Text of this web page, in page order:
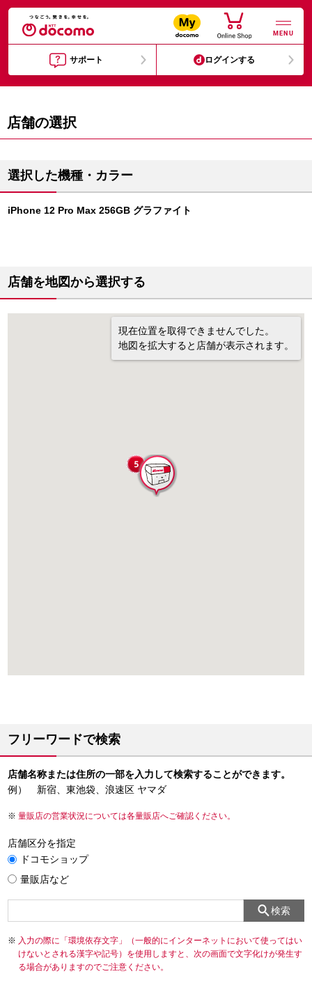
MENU
サポート ログインする
店舗の選択
選択した機種・カラー
iPhone 12 Pro Max 256GB グラファイト
店舗を地図から選択する
現在位置を取得できませんでした。
地図を拡大すると店舗が表示されます。
フリーワードで検索
店舗名称または住所の一部を入力して検索することができます。
例） 新宿、東池袋、浪速区 ヤマダ
量販店の営業状況については各量販店へご確認ください。
店舗区分を指定
ドコモショップ
量販店など
検索
入力の際に「環境依存文字」（一般的にインターネットにおいて使ってはい
けないとされる漢字や記号）を使用しますと、次の画面で文字化けが発生す
る場合がありますのでご注意ください。